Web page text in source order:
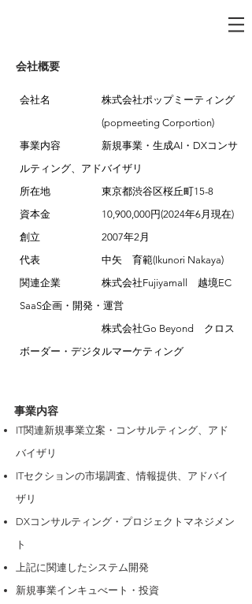
会社概要
会社名 株式会社ポップミーティング
(popmeeting Corportion)
事業内容 新規事業・生成AI・DXコンサ
ルティング、アドバイザリ
所在地 東京都渋谷区桜丘町15-8
資本金 10,900,000円(2024年6月現在)
創立 2007年2月
代表 中矢 育範(Ikunori Nakaya)
関連企業 株式会社Fujiyamall 越境EC
SaaS企画・開発・運営
株式会社Go Beyond クロス
ボーダー・デジタルマーケティング
事業内容
IT関連新規事業立案・コンサルティング、アド
バイザリ
ITセクションの市場調査、情報提供、アドバイ
ザリ
DXコンサルティング・プロジェクトマネジメン
ト
上記に関連したシステム開発
新規事業インキュべート・投資